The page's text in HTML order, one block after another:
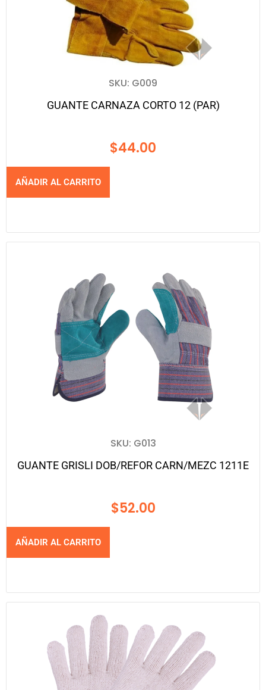
SKU: G009
GUANTE CARNAZA CORTO 12 (PAR)
$44.00
AÑADIR AL CARRITO
SKU: G013
GUANTE GRISLI DOB/REFOR CARN/MEZC 1211E
$52.00
AÑADIR AL CARRITO